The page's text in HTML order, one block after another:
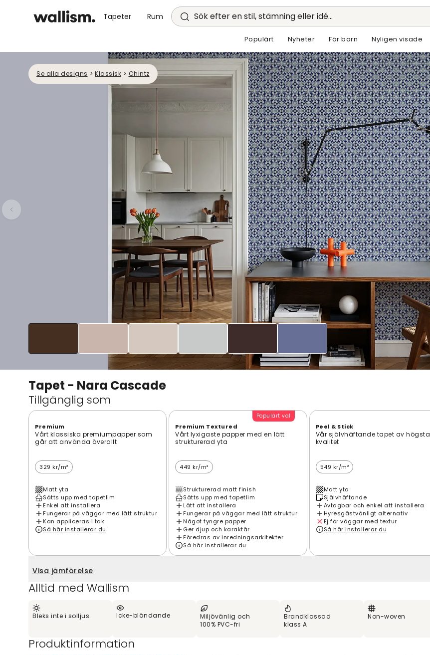
Tapeter Rum Sök efter en stil, stämning eller idé...
Populärt Nyheter För barn Nyligen visade
Se alla designs > Klassisk > Chintz
Tapet - Nara Cascade
Tillgänglig som
Premium
Vårt klassiska premiumpapper som
går att använda överallt
329 kr/m²
Matt yta
Sätts upp med tapetlim
Enkel att installera
Fungerar på väggar med lätt struktur
Kan appliceras i tak
Så här installerar du
Populärt val
Premium Textured
Vårt lyxigaste papper med en lätt
strukturerad yta
449 kr/m²
Strukturerad matt finish
Sätts upp med tapetlim
Lätt att installera
Fungerar på väggar med lätt struktur
Något tyngre papper
Ger djup och karaktär
Föredras av inredningsarkitekter
Så här installerar du
Peel & Stick
Vår självhäftande tapet av högsta
kvalitet
549 kr/m²
Matt yta
Självhäftande
Avtagbar och enkel att installera
Hyresgästvänligt alternativ
Ej för väggar med textur
Så här installerar du
Visa jämförelse
Alltid med Wallism
Bleks inte i solljus Icke-bländande
Miljövänlig och
100% PVC-fri
Brandklassad
klass A
Non-woven
Produktinformation